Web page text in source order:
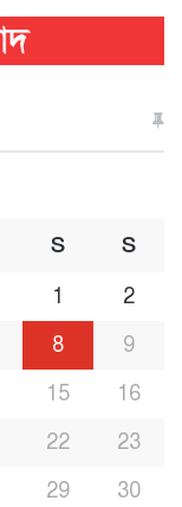
S S
1
2
8
9
15
16
22
23
29
30